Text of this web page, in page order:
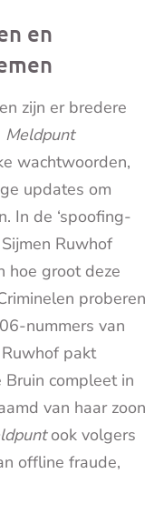
en
zijn er bredere
Meldpunt
wachtwoorden,
updates om
In de ‘spoofing-
Ruwhof
hoe groot deze
proberen
nummers van
pakt
compleet in
van haar zoon
ook volgers
offline fraude,